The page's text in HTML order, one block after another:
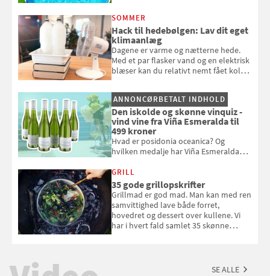
opmærksom, når du smider
badebassinet eller et badedyr ud
SOMMER
Hack til hedebølgen: Lav dit eget
klimaanlæg
Dagene er varme og nætterne hede.
Med et par flasker vand og en elektrisk
blæser kan du relativt nemt fået koldt
og se, hvordan du gør
ANNONCØRBETALT INDHOLD
Den iskolde og skønne vinquiz -
vind vine fra Viña Esmeralda til
499 kroner
Hvad er posidonia oceanica? Og
hvilken medalje har Viña Esmeralda
med i Samvirkes skønne vinquiz, hvor
du kan vinde 6 flasker vin fra Viña
Esmeralda. Konkurrencen slutter 1.
september 2026.
GRILL
35 gode grillopskrifter
Grillmad er god mad. Man kan med ren
samvittighed lave både forret,
hovedret og dessert over kullene. Vi
har i hvert fald samlet 35 skønne
SE ALLE